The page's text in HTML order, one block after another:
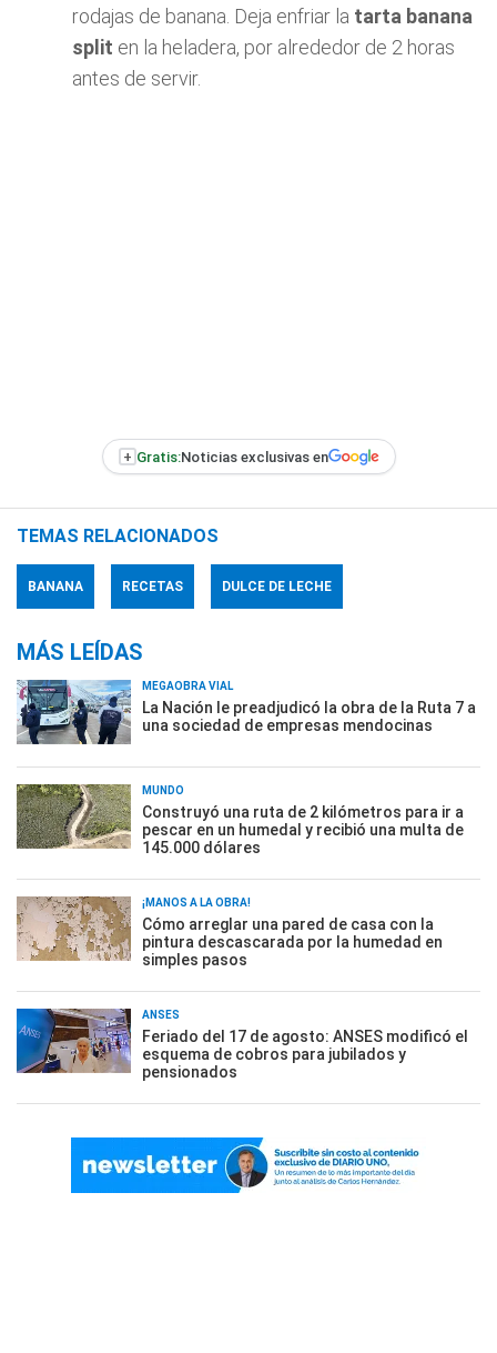
rodajas de banana. Deja enfriar la tarta banana
split en la heladera, por alrededor de 2 horas
antes de servir.
+ Gratis:Noticias exclusivas en
TEMAS RELACIONADOS
BANANA RECETAS DULCE DE LECHE
MÁS LEÍDAS
MEGAOBRA VIAL
La Nación le preadjudicó la obra de la Ruta 7 a
una sociedad de empresas mendocinas
MUNDO
Construyó una ruta de 2 kilómetros para ir a
pescar en un humedal y recibió una multa de
145.000 dólares
¡MANOS A LA OBRA!
Cómo arreglar una pared de casa con la
pintura descascarada por la humedad en
simples pasos
ANSES
Feriado del 17 de agosto: ANSES modificó el
esquema de cobros para jubilados y
pensionados